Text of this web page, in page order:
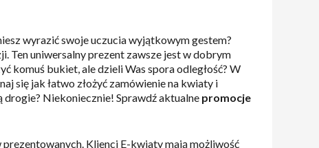
wyrazić swoje uczucia wyjątkowym gestem?
Ten uniwersalny prezent zawsze jest w dobrym
komuś bukiet, ale dzieli Was spora odległość? W
się jak łatwo złożyć zamówienie na kwiaty i
Niekoniecznie! Sprawdź aktualne promocje
Klienci E-kwiaty mają możliwość